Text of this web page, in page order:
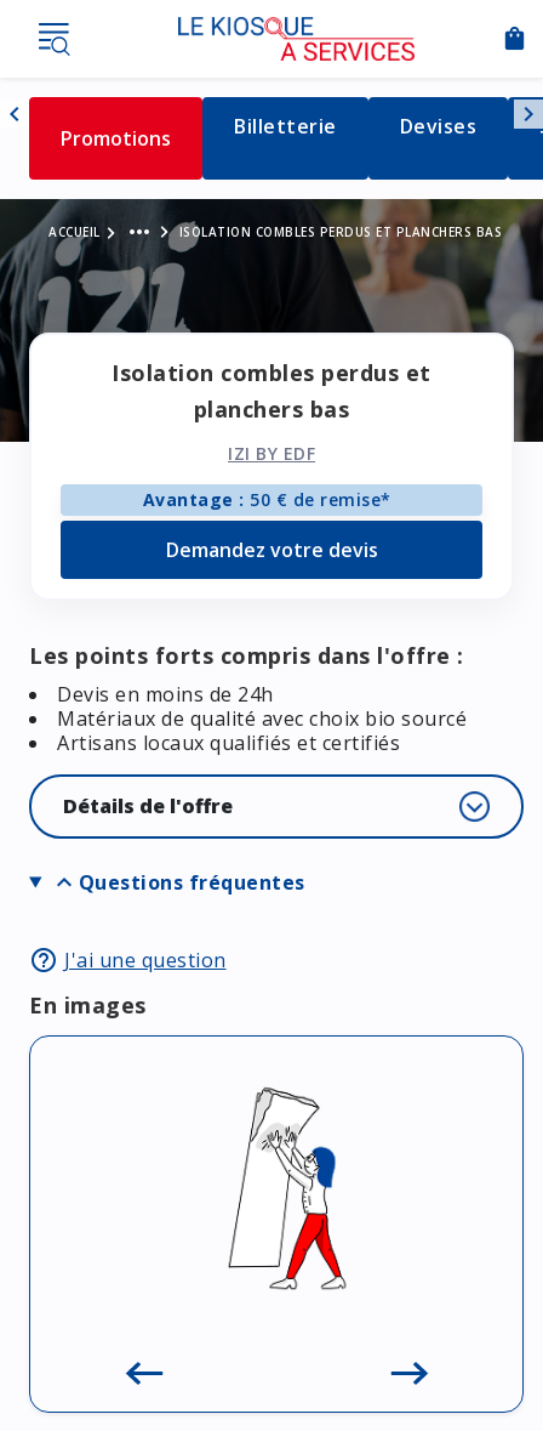
shopping_bag
chevron_left
Naviguer vers la gauche
Détail de la catégorie
Promotions Détail de la catégorie
Billetterie Détail de la
Devises chevron_right
ACCUEIL Voir le fil d'Ariane
more_horiz ISOLATION COMBLES PERDUS ET PLANCHERS BAS
Isolation combles perdus et
planchers bas
IZI BY EDF
Avantage : 50 € de remise*
Demandez votre devis
Les points forts compris dans l'offre :
Devis en moins de 24h
Matériaux de qualité avec choix bio sourcé
Artisans locaux qualifiés et certifiés
Détails de l'offre
expand_more Questions fréquentes
help_outline J'ai une question
En images